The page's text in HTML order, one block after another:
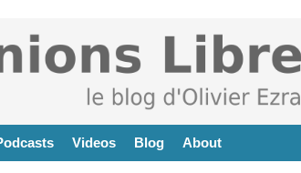
Videos Blog About